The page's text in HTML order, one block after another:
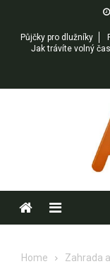
contentPůjčky pro dlužníky
Jak trávíte volný
Menu
Home Zahrada